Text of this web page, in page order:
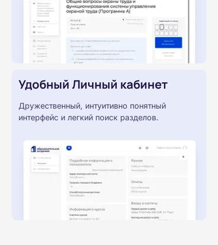
Удобный Личный кабинет
Дружественный, интуитивно понятный
интерфейс и легкий поиск разделов.